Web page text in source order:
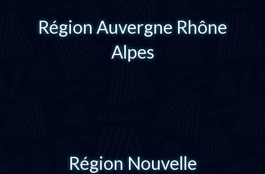
Région Auvergne Rhône
Alpes
Région Nouvelle